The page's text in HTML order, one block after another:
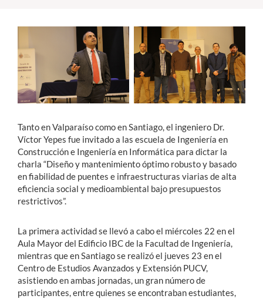
English
Tanto en Valparaíso como en Santiago, el ingeniero Dr.
Víctor Yepes fue invitado a las escuela de Ingeniería en
Construcción e Ingeniería en Informática para dictar la
charla “Diseño y mantenimiento óptimo robusto y basado
en fiabilidad de puentes e infraestructuras viarias de alta
eficiencia social y medioambiental bajo presupuestos
restrictivos”.
La primera actividad se llevó a cabo el miércoles 22 en el
Aula Mayor del Edificio IBC de la Facultad de Ingeniería,
mientras que en Santiago se realizó el jueves 23 en el
Centro de Estudios Avanzados y Extensión PUCV,
asistiendo en ambas jornadas, un gran número de
participantes, entre quienes se encontraban estudiantes,